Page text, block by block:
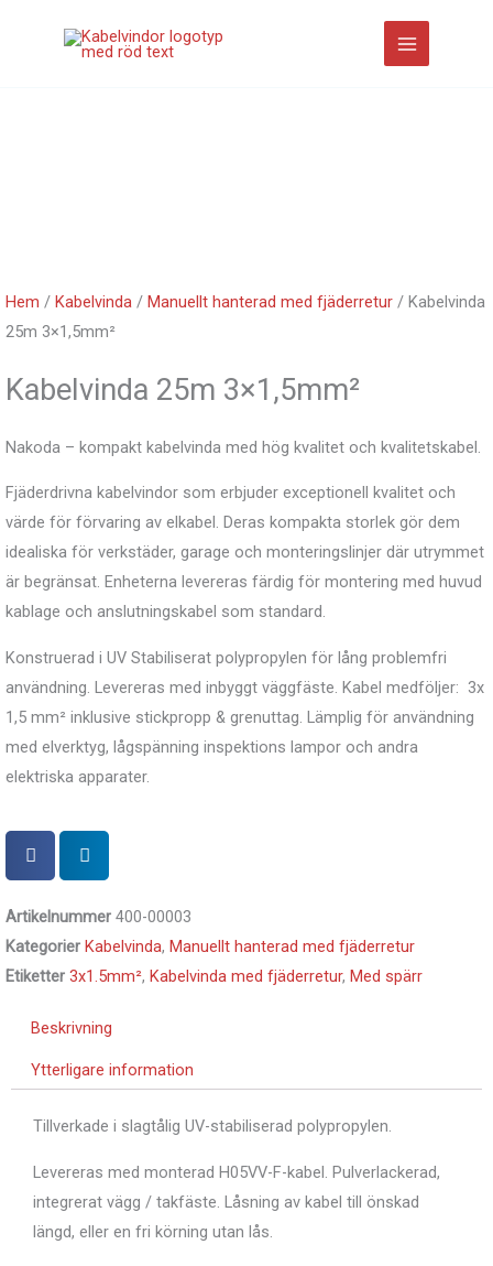
Hem / Kabelvinda / Manuellt hanterad med fjäderretur / Kabelvinda
25m 3×1,5mm²
Kabelvinda 25m 3×1,5mm²
Nakoda – kompakt kabelvinda med hög kvalitet och kvalitetskabel.
Fjäderdrivna kabelvindor som erbjuder exceptionell kvalitet och
värde för förvaring av elkabel. Deras kompakta storlek gör dem
idealiska för verkstäder, garage och monteringslinjer där utrymmet
är begränsat. Enheterna levereras färdig för montering med huvud
kablage och anslutningskabel som standard.
Konstruerad i UV Stabiliserat polypropylen för lång problemfri
användning. Levereras med inbyggt väggfäste. Kabel medföljer: 3x
1,5 mm² inklusive stickpropp & grenuttag. Lämplig för användning
med elverktyg, lågspänning inspektions lampor och andra
elektriska apparater.
Artikelnummer 400-00003
Kategorier Kabelvinda, Manuellt hanterad med fjäderretur
Etiketter 3x1.5mm², Kabelvinda med fjäderretur, Med spärr
Beskrivning
Ytterligare information
Tillverkade i slagtålig UV-stabiliserad polypropylen.
Levereras med monterad H05VV-F-kabel. Pulverlackerad,
integrerat vägg / takfäste. Låsning av kabel till önskad
längd, eller en fri körning utan lås.